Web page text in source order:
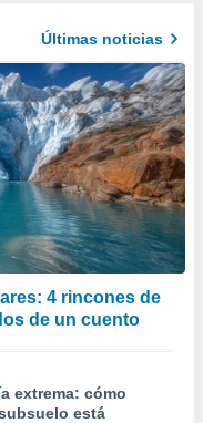
Últimas noticias
4 rincones de
de un cuento
extrema: cómo
está